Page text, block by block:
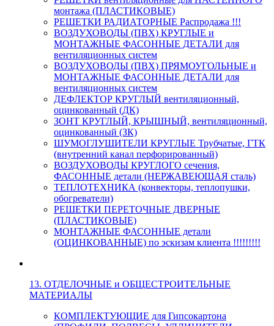
монтажа (ПЛАСТИКОВЫЕ)
РЕШЕТКИ РАДИАТОРНЫЕ Распродажа !!!
ВОЗДУХОВОДЫ (ПВХ) КРУГЛЫЕ и
МОНТАЖНЫЕ ФАСОННЫЕ ДЕТАЛИ для
вентиляционных систем
ВОЗДУХОВОДЫ (ПВХ) ПРЯМОУГОЛЬНЫЕ и
МОНТАЖНЫЕ ФАСОННЫЕ ДЕТАЛИ для
вентиляционных систем
ДЕФЛЕКТОР КРУГЛЫЙ вентиляционный,
оцинкованный (ДК)
ЗОНТ КРУГЛЫЙ, КРЫШНЫЙ, вентиляционный,
оцинкованный (ЗК)
ШУМОГЛУШИТЕЛИ КРУГЛЫЕ Трубчатые, ГТК
(внутренний канал перфорированный)
ВОЗДУХОВОДЫ КРУГЛОГО сечения,
ФАСОННЫЕ детали (НЕРЖАВЕЮЩАЯ сталь)
ТЕПЛОТЕХНИКА (конвекторы, теплопушки,
обогреватели)
РЕШЕТКИ ПЕРЕТОЧНЫЕ ДВЕРНЫЕ
(ПЛАСТИКОВЫЕ)
МОНТАЖНЫЕ ФАСОННЫЕ детали
(ОЦИНКОВАННЫЕ) по эскизам клиента !!!!!!!!!
13. ОТДЕЛОЧНЫЕ и ОБЩЕСТРОИТЕЛЬНЫЕ
МАТЕРИАЛЫ
КОМПЛЕКТУЮЩИЕ для Гипсокартона